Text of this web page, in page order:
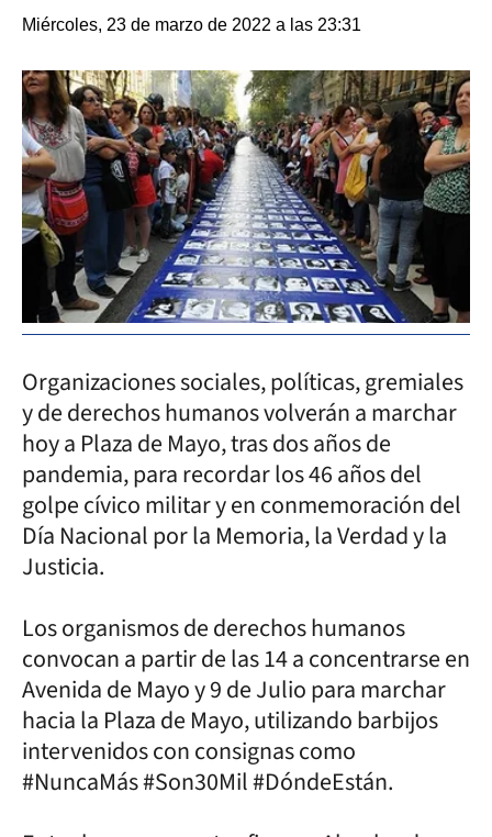
Miércoles, 23 de marzo de 2022 a las 23:31
Organizaciones sociales, políticas, gremiales
y de derechos humanos volverán a marchar
hoy a Plaza de Mayo, tras dos años de
pandemia, para recordar los 46 años del
golpe cívico militar y en conmemoración del
Día Nacional por la Memoria, la Verdad y la
Justicia.
Los organismos de derechos humanos
convocan a partir de las 14 a concentrarse en
Avenida de Mayo y 9 de Julio para marchar
hacia la Plaza de Mayo, utilizando barbijos
intervenidos con consignas como
#NuncaMás #Son30Mil #DóndeEstán.